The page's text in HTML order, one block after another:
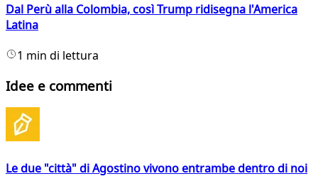
Dal Perù alla Colombia, così Trump ridisegna l'America
Latina
1 min di lettura
Idee e commenti
Le due "città" di Agostino vivono entrambe dentro di noi